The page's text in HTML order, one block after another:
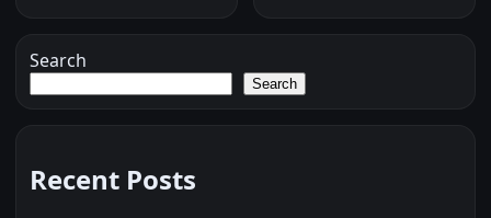
Search
Search
Recent Posts